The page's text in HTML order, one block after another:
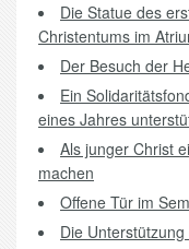
Die Statue des
Christentums im
Der Besuch der
Ein
eines Jahres
Als junger Christ
machen
Offene Tür im
Die